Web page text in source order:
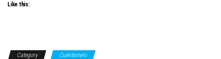
Like this:
Category Cuéntamelo